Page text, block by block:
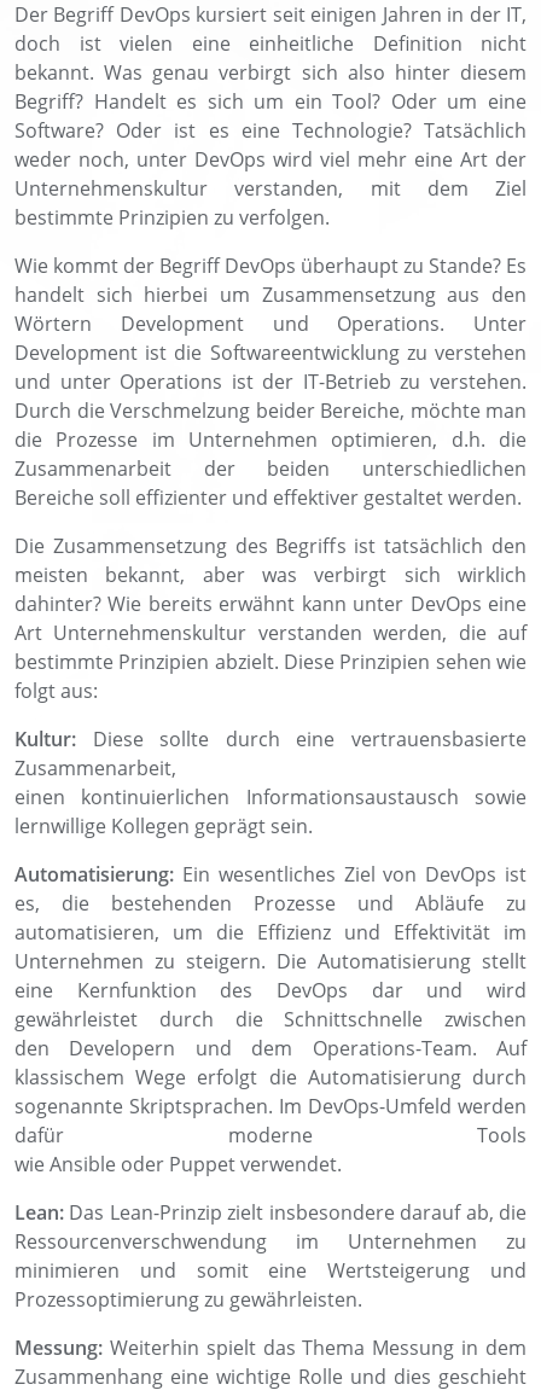
Der Begriff DevOps kursiert seit einigen Jahren in der IT,
doch ist vielen eine einheitliche Definition nicht
bekannt. Was genau verbirgt sich also hinter diesem
Begriff? Handelt es sich um ein Tool? Oder um eine
Software? Oder ist es eine Technologie? Tatsächlich
weder noch, unter DevOps wird viel mehr eine Art der
Unternehmenskultur verstanden, mit dem Ziel
bestimmte Prinzipien zu verfolgen.
Wie kommt der Begriff DevOps überhaupt zu Stande? Es
handelt sich hierbei um Zusammensetzung aus den
Wörtern Development und Operations. Unter
Development ist die Softwareentwicklung zu verstehen
und unter Operations ist der IT-Betrieb zu verstehen.
Durch die Verschmelzung beider Bereiche, möchte man
die Prozesse im Unternehmen optimieren, d.h. die
Zusammenarbeit der beiden unterschiedlichen
Bereiche soll effizienter und effektiver gestaltet werden.
Die Zusammensetzung des Begriffs ist tatsächlich den
meisten bekannt, aber was verbirgt sich wirklich
dahinter?Wie bereits erwähnt kann unter DevOps eine
Art Unternehmenskultur verstanden werden, die auf
bestimmte Prinzipien abzielt. Diese Prinzipien sehen wie
folgt aus:
Kultur: Diese sollte durch eine vertrauensbasierte
Zusammenarbeit,
einen kontinuierlichen Informationsaustausch sowie
lernwillige Kollegen geprägt sein.
Automatisierung: Ein wesentliches Ziel von DevOps ist
es, die bestehenden Prozesse und Abläufe zu
automatisieren, um die Effizienz und Effektivität im
Unternehmen zu steigern. Die Automatisierung stellt
eine Kernfunktion des DevOps dar und wird
gewährleistet durch die Schnittschnelle zwischen
den Developern
und dem Operations-Team. Auf
klassischem Wege erfolgt die Automatisierung durch
sogenannte Skriptsprachen. Im DevOps-Umfeld werden
dafür moderne Tools
wie Ansible oder Puppetverwendet.
Lean: Das Lean-Prinzip zielt insbesondere darauf ab, die
Ressourcenverschwendung im Unternehmen zu
minimieren und somit eine Wertsteigerung und
Prozessoptimierung zu gewährleisten.
Messung: Weiterhin spielt das Thema Messung in dem
Zusammenhang eine wichtige Rolle und dies geschieht